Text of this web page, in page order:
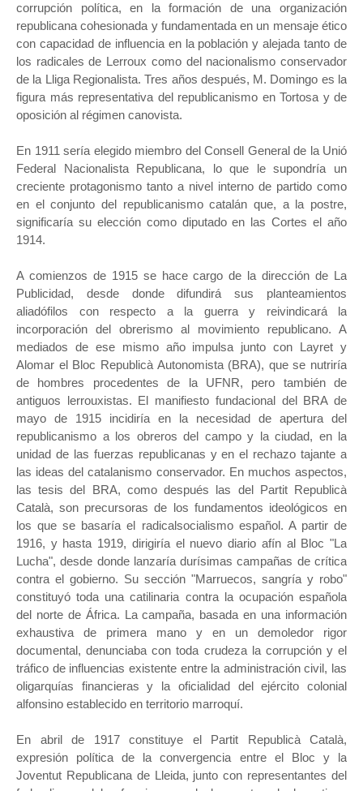
corrupción política, en la formación de una organización
republicana cohesionada y fundamentada en un mensaje ético
con capacidad de influencia en la población y alejada tanto de
los radicales de Lerroux como del nacionalismo conservador
de la Lliga Regionalista. Tres años después, M. Domingo es la
figura más representativa del republicanismo en Tortosa y de
oposición al régimen canovista.
En 1911 sería elegido miembro del Consell General de la Unió
Federal Nacionalista Republicana, lo que le supondría un
creciente protagonismo tanto a nivel interno de partido como
en el conjunto del republicanismo catalán que, a la postre,
significaría su elección como diputado en las Cortes el año
1914.
A comienzos de 1915 se hace cargo de la dirección de La
Publicidad, desde donde difundirá sus planteamientos
aliadófilos con respecto a la guerra y reivindicará la
incorporación del obrerismo al movimiento republicano. A
mediados de ese mismo año impulsa junto con Layret y
Alomar el Bloc Republicà Autonomista (BRA), que se nutriría
de hombres procedentes de la UFNR, pero también de
antiguos lerrouxistas. El manifiesto fundacional del BRA de
mayo de 1915 incidiría en la necesidad de apertura del
republicanismo a los obreros del campo y la ciudad, en la
unidad de las fuerzas republicanas y en el rechazo tajante a
las ideas del catalanismo conservador. En muchos aspectos,
las tesis del BRA, como después las del Partit Republicà
Català, son precursoras de los fundamentos ideológicos en
los que se basaría el radicalsocialismo español. A partir de
1916, y hasta 1919, dirigiría el nuevo diario afín al Bloc "La
Lucha", desde donde lanzaría durísimas campañas de crítica
contra el gobierno. Su sección "Marruecos, sangría y robo"
constituyó toda una catilinaria contra la ocupación española
del norte de África. La campaña, basada en una información
exhaustiva de primera mano y en un demoledor rigor
documental, denunciaba con toda crudeza la corrupción y el
tráfico de influencias existente entre la administración civil, las
oligarquías financieras y la oficialidad del ejército colonial
alfonsino establecido en territorio marroquí.
En abril de 1917 constituye el Partit Republicà Català,
expresión política de la convergencia entre el Bloc y la
Joventut Republicana de Lleida, junto con representantes del